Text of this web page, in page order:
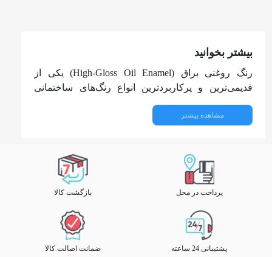
بیشتر بخوانید
رنگ روغنی براق (High-Gloss Oil Enamel) یکی از
قدیمی‌ترین و پرکاربردترین انواع رنگ‌های ساختمانی
سختی بالا، مقاومت عالی در برابر آب و رطوبت، و
حلال نفتی (تینر) دارند، بهترین گزینه برای سطوحی
هستند که به دوام حداکثری و قابلیت شستشوی کامل
نیاز دارند.
ساختار و ماهیت رنگ روغنی براق
برخلاف رنگ‌های مات، رنگ روغنی براق حاوی کمترین
مشاهده بیشتر
پرداخت در محل بازگشت کالا
پشتیبانی 24 ساعته ضمانت اصالت کالا